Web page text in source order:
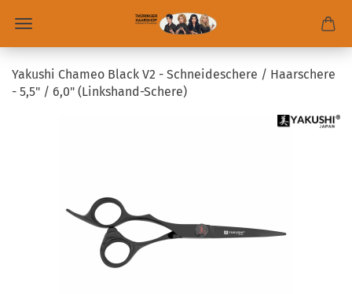
Yakushi Chameo Black V2 - Schneideschere / Haarschere
- 5,5" / 6,0" (Linkshand-Schere)